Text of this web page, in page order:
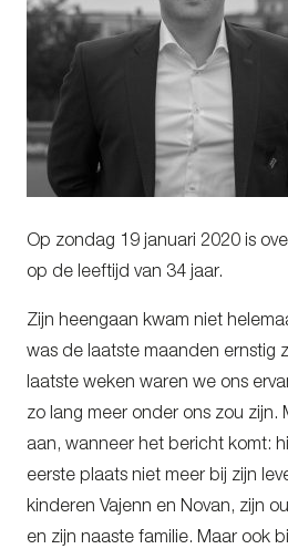
Op zondag 19 januari 2020 is
op de leeftijd van 34 jaar.
Zijn heengaan kwam niet
was de laatste maanden ernstig
laatste weken waren we ons
zo lang meer onder ons zou zijn.
aan, wanneer het bericht komt:
eerste plaats niet meer bij zijn
kinderen Vajenn en Novan, zijn
en zijn naaste familie. Maar ook